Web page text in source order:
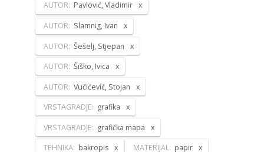
AUTOR: Pavlović, Vladimir
AUTOR: Slamnig, Ivan
AUTOR: Šešelj, Stjepan
AUTOR: Šiško, Ivica
AUTOR: Vučićević, Stojan
VRSTAGRADJE: grafika
VRSTAGRADJE: grafička mapa
TEHNIKA: bakropis MATERIJAL: papir